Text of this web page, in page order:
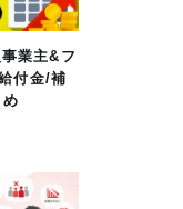
業主&フ
付金/補